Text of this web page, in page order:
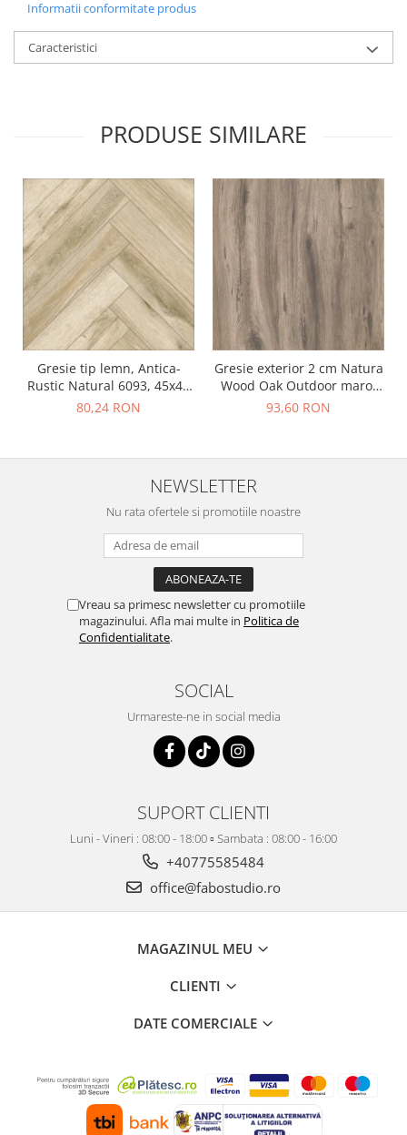
Informatii conformitate produs
Caracteristici
PRODUSE SIMILARE
Gresie tip lemn, Antica-
Rustic Natural 6093, 45x45
cm, portelanata, bej, finisaj
80,24 RON
Gresie exterior 2 cm Natura
Wood Oak Outdoor maro,
0.73mp/cut
93,60 RON
NEWSLETTER
Nu rata ofertele si promotiile noastre
Vreau sa primesc newsletter cu promotiile
magazinului. Afla mai multe in Politica de
Confidentialitate.
SOCIAL
Urmareste-ne in social media
SUPORT CLIENTI
Luni - Vineri : 08:00 - 18:00 ▫️ Sambata : 08:00 - 16:00
+40775585484
office@fabostudio.ro
MAGAZINUL MEU
CLIENTI
DATE COMERCIALE